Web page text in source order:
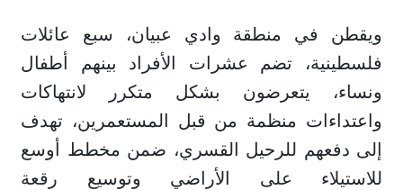
ويقطن في منطقة وادي عبيان، سبع عائلات
فلسطينية، تضم عشرات الأفراد بينهم أطفال
ونساء، يتعرضون بشكل متكرر لانتهاكات
واعتداءات منظمة من قبل المستعمرين، تهدف
إلى دفعهم للرحيل القسري، ضمن مخطط أوسع
للاستيلاء على الأراضي وتوسيع رقعة